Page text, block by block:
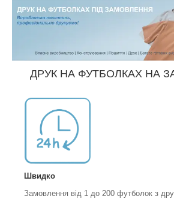
ДРУК НА ФУТБОЛКАХ НА
Швидко
Замовлення від 1 до 200 футболок з